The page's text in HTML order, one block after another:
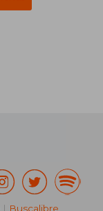
| Buscalibre